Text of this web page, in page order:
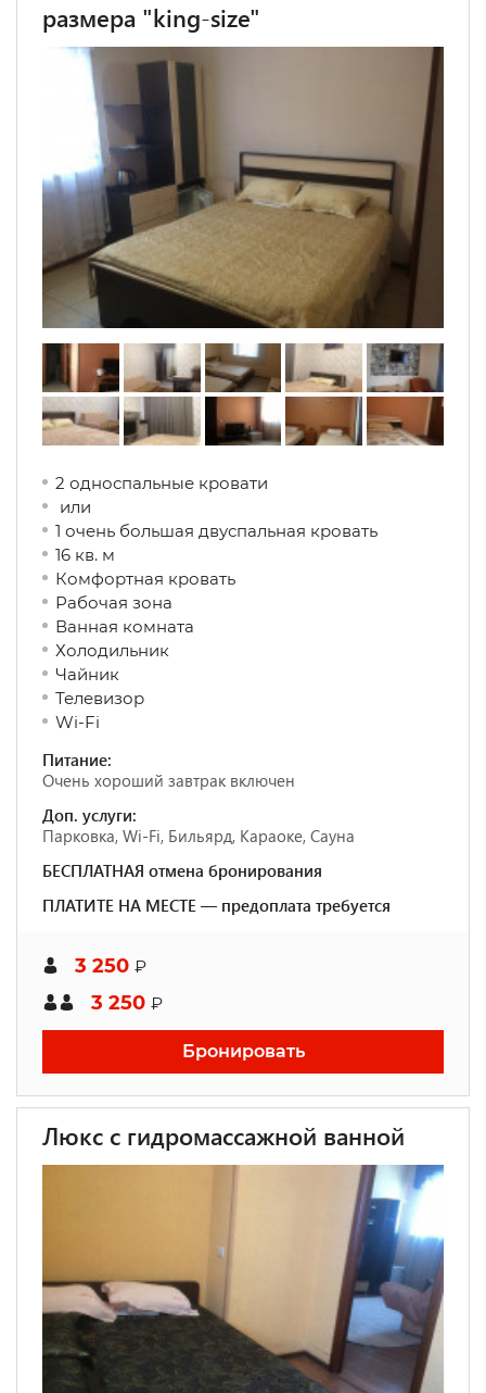
размера "king-size"
2 односпальные кровати
или
1 очень большая двуспальная кровать
16 кв. м
Комфортная кровать
Рабочая зона
Ванная комната
Холодильник
Чайник
Телевизор
Wi-Fi
Питание:
Очень хороший завтрак включен
Доп. услуги:
Парковка, Wi-Fi, Бильярд, Караоке, Сауна
БЕСПЛАТНАЯ отмена бронирования
ПЛАТИТЕ НА МЕСТЕ — предоплата требуется
3 250 ₽
3 250 ₽
Бронировать
Люкс с гидромассажной ванной